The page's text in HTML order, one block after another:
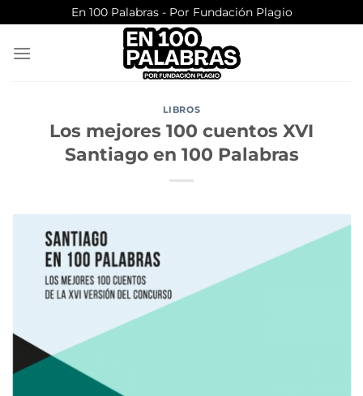
al
contenido
En 100 Palabras - Por Fundación Plagio
LIBROS
Los mejores 100 cuentos XVI
Santiago en 100 Palabras